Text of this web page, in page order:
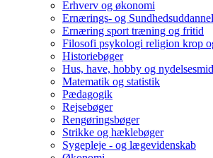
Erhverv og økonomi
Ernærings- og
Ernæring sport træning og fritid
Filosofi psykologi religion krop
Historiebøger
Hus, have, hobby og
Matematik og statistik
Pædagogik
Rejsebøger
Rengøringsbøger
Strikke og hæklebøger
Sygepleje - og lægevidenskab